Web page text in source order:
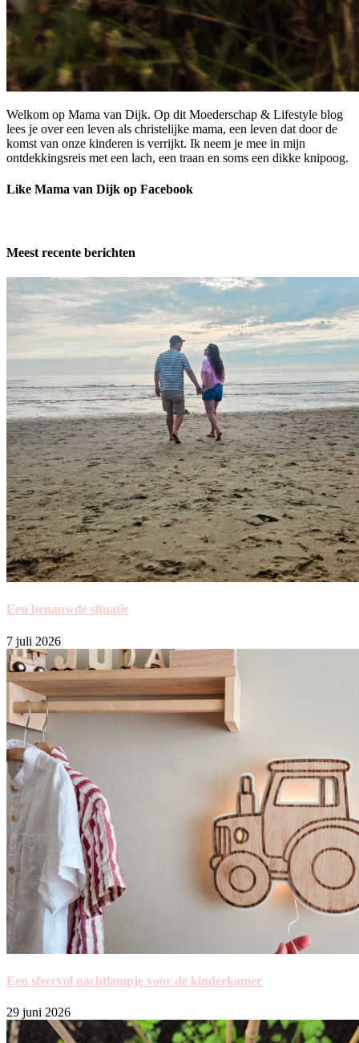
Welkom op Mama van Dijk. Op dit Moederschap & Lifestyle blog
lees je over een leven als christelijke mama, een leven dat door de
komst van onze kinderen is verrijkt. Ik neem je mee in mijn
ontdekkingsreis met een lach, een traan en soms een dikke knipoog.
Like Mama van Dijk op Facebook
Meest recente berichten
Een benauwde situatie
7 juli 2026
Een sfeervol nachtlampje voor de kinderkamer
29 juni 2026